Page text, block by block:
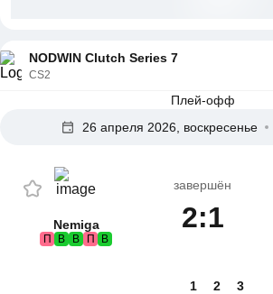
NODWIN Clutch Series 7
CS2
Плей-офф
26 апреля 2026, воскресенье
Nemiga
П В В П В
завершён
2:1
1
2
3